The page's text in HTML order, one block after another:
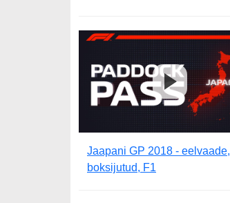
Jaapani GP 2018 - eelvaade,
boksijutud, F1